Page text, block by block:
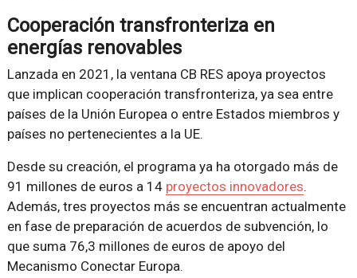
Cooperación transfronteriza en
energías renovables
Lanzada en 2021, la ventana CB RES apoya proyectos
que implican cooperación transfronteriza, ya sea entre
países de la Unión Europea o entre Estados miembros y
países no pertenecientes a la UE.
Desde su creación, el programa ya ha otorgado más de
91 millones de euros a 14 proyectos innovadores.
Además, tres proyectos más se encuentran actualmente
en fase de preparación de acuerdos de subvención, lo
que suma 76,3 millones de euros de apoyo del
Mecanismo Conectar Europa.